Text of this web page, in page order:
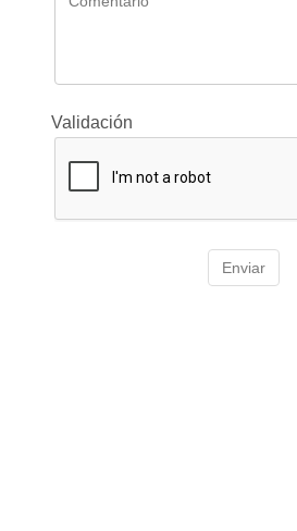
Validación